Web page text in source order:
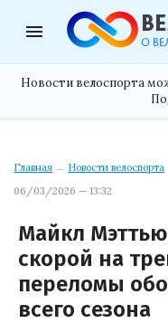
menu
Новости велоспорта
Главная → Новости велоспорта
06/03/2026 — 13:32
Майкл
скорой на
переломы
всего сезона